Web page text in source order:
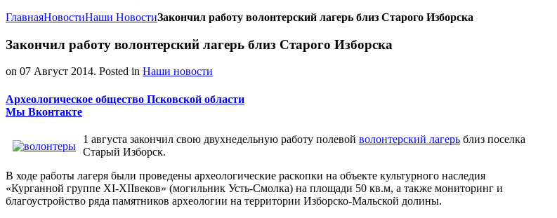
ГлавнаяНовостиНаши НовостиЗакончил работу волонтерский лагерь близ Старого Изборска
Закончил работу волонтерский лагерь близ Старого Изборска
on 07 Август 2014. Posted in Наши новости
Археологическое общество Псковской области
Мы Вконтакте
1 августа закончил свою двухнедельную работу полевой волонтерский лагерь близ поселка
Старый Изборск.
В ходе работы лагеря были проведены археологические раскопки на объекте культурного наследия
«Курганной группе XI-XIIвеков» (могильник Усть-Смолка) на площади 50 кв.м, а также мониторинг и
благоустройство ряда памятников археологии на территории Изборско-Мальской долины.